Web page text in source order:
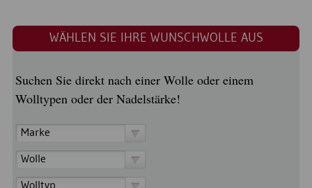
WÄHLEN SIE IHRE WUNSCHWOLLE AUS
Suchen Sie direkt nach einer Wolle oder einem
Wolltypen oder der Nadelstärke!
Marke
Wolle
Wolltyp